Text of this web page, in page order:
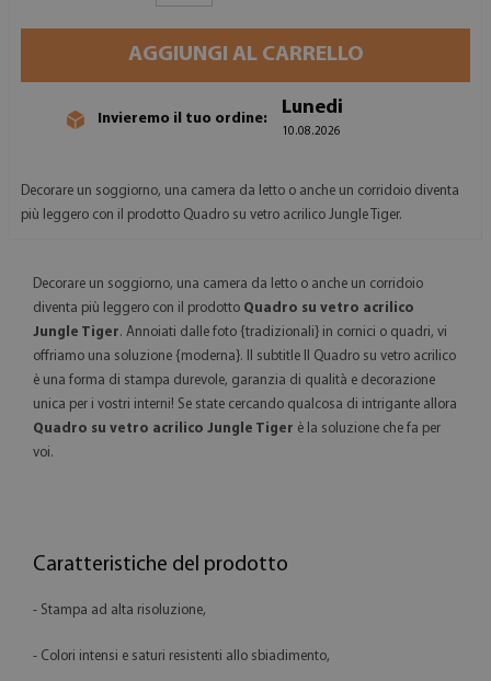
AGGIUNGI AL CARRELLO
Invieremo il tuo ordine:
Lunedi
10.08.2026
Decorare un soggiorno, una camera da letto o anche un corridoio diventa
più leggero con il prodotto Quadro su vetro acrilico Jungle Tiger.
Decorare un soggiorno, una camera da letto o anche un corridoio
diventa più leggero con il prodotto Quadro su vetro acrilico
Jungle Tiger. Annoiati dalle foto {tradizionali} in cornici o quadri, vi
offriamo una soluzione {moderna}. Il subtitle Il Quadro su vetro acrilico
è una forma di stampa durevole, garanzia di qualità e decorazione
unica per i vostri interni! Se state cercando qualcosa di intrigante allora
Quadro su vetro acrilico Jungle Tiger è la soluzione che fa per
voi.
Caratteristiche del prodotto
- Stampa ad alta risoluzione,
- Colori intensi e saturi resistenti allo sbiadimento,